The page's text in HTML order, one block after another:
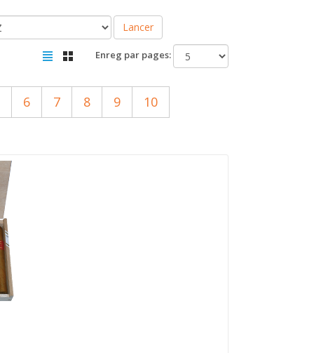
Lancer
Enreg par pages:
6 7 8 9 10